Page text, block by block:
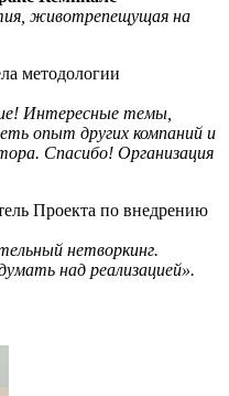
животрепещущая на
методологии
Интересные темы,
опыт других компаний и
Спасибо! Организация
Проекта по внедрению
нетворкинг.
над реализацией».